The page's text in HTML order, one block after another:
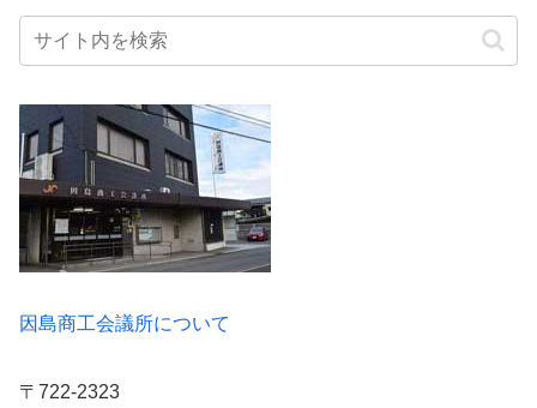
因島商工会議所について
〒722-2323